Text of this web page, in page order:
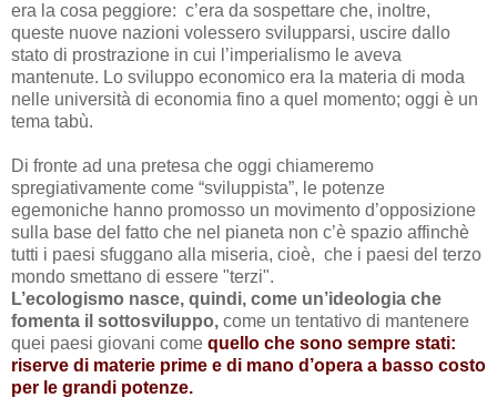
era la cosa peggiore: c’era da sospettare che, inoltre,
queste nuove nazioni volessero svilupparsi, uscire dallo
stato di prostrazione in cui l’imperialismo le aveva
mantenute. Lo sviluppo economico era la materia di moda
nelle università di economia fino a quel momento; oggi è un
tema tabù.
Di fronte ad una pretesa che oggi chiameremo
spregiativamente come “sviluppista”, le potenze
egemoniche hanno promosso un movimento d’opposizione
sulla base del fatto che nel pianeta non c’è spazio affinchè
tutti i paesi sfuggano alla miseria, cioè, che i paesi del terzo
mondo smettano di essere "terzi".
L’ecologismo nasce, quindi, come un’ideologia che
fomenta il sottosviluppo, come un tentativo di mantenere
quei paesi giovani come quello che sono sempre stati:
riserve di materie prime e di mano d’opera a basso costo
per le grandi potenze.